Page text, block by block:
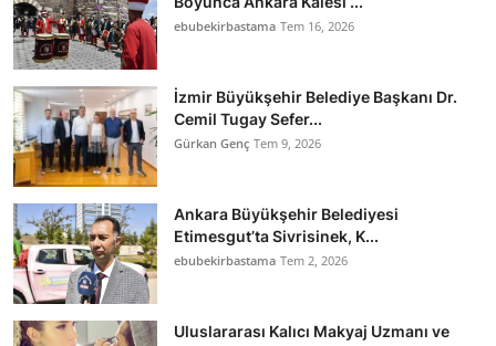
ebubekirbastama Tem 16, 2026
İzmir Büyükşehir Belediye Başkanı Dr.
Cemil Tugay Sefer...
Gürkan Genç Tem 9, 2026
Ankara Büyükşehir Belediyesi
Etimesgut’ta Sivrisinek, K...
ebubekirbastama Tem 2, 2026
Uluslararası Kalıcı Makyaj Uzmanı ve